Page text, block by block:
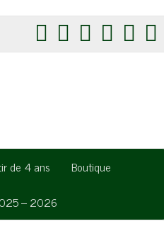
de 4 ans
Boutique
– 2026